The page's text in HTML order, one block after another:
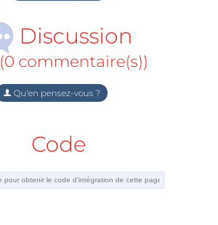
Discussion
(0 commentaire(s))
Qu'en pensez-vous ?
Code